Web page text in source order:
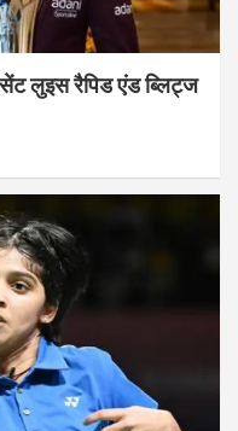
लुइस रैपिड एंड ब्लिट्ज